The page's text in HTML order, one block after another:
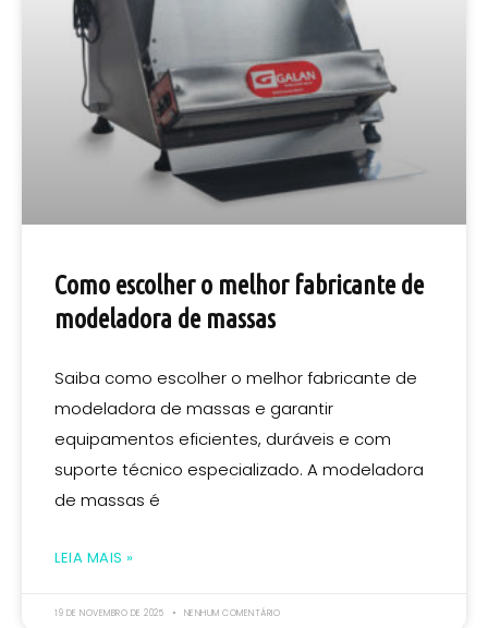
Como escolher o melhor fabricante de
modeladora de massas
Saiba como escolher o melhor fabricante de
modeladora de massas e garantir
equipamentos eficientes, duráveis e com
suporte técnico especializado. A modeladora
de massas é
LEIA MAIS »
19 DE NOVEMBRO DE 2025 NENHUM COMENTÁRIO